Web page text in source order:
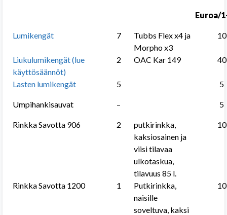
Euroa/
Lumikengät 7
Tubbs Flex x4 ja
Morpho x3
10
Liukulumikengät (lue
käyttösäännöt)
2 OAC Kar 149 40
Lasten lumikengät 5 5
Umpihankisauvat – 5
Rinkka Savotta 906 2
putkirinkka,
kaksiosainen ja
viisi tilavaa
ulkotaskua,
tilavuus 85 l.
10
Rinkka Savotta 1200 1
Putkirinkka,
naisille
soveltuva, kaksi
10